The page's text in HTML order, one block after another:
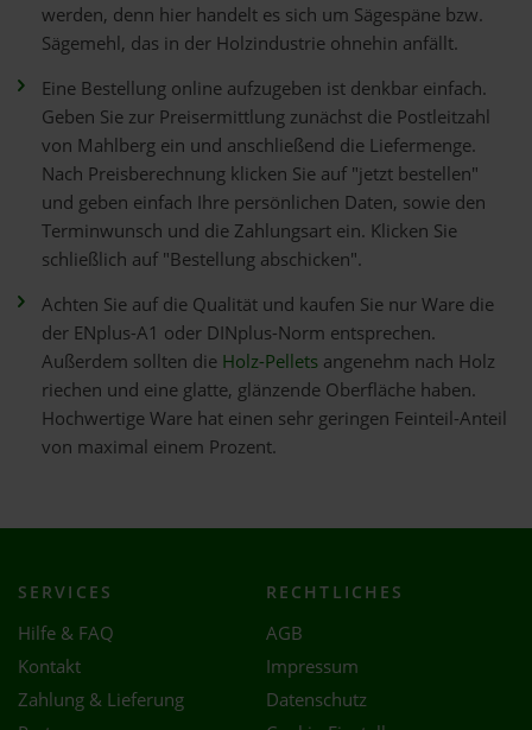
werden, denn hier handelt es sich um Sägespäne bzw.
Sägemehl, das in der Holzindustrie ohnehin anfällt.
Eine Bestellung online aufzugeben ist denkbar einfach.
Geben Sie zur Preisermittlung zunächst die Postleitzahl
von Mahlberg ein und anschließend die Liefermenge.
Nach Preisberechnung klicken Sie auf "jetzt bestellen"
und geben einfach Ihre persönlichen Daten, sowie den
Terminwunsch und die Zahlungsart ein. Klicken Sie
schließlich auf "Bestellung abschicken".
Achten Sie auf die Qualität und kaufen Sie nur Ware die
der ENplus-A1 oder DINplus-Norm entsprechen.
Außerdem sollten die Holz-Pellets angenehm nach Holz
riechen und eine glatte, glänzende Oberfläche haben.
Hochwertige Ware hat einen sehr geringen Feinteil-Anteil
von maximal einem Prozent.
SERVICES
Hilfe & FAQ
Kontakt
Zahlung & Lieferung
RECHTLICHES
AGB
Impressum
Datenschutz